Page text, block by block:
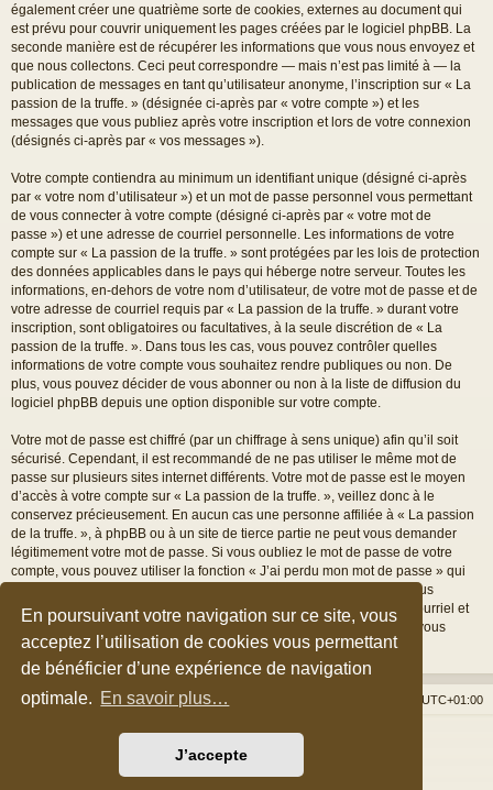
En poursuivant votre navigation sur ce site, vous
acceptez l’utilisation de cookies vous permettant
de bénéficier d’une expérience de navigation
optimale. En savoir plus…
J’accepte
également créer une quatrième sorte de cookies, externes au document qui
est prévu pour couvrir uniquement les pages créées par le logiciel phpBB. La
seconde manière est de récupérer les informations que vous nous envoyez et
que nous collectons. Ceci peut correspondre — mais n’est pas limité à — la
publication de messages en tant qu’utilisateur anonyme, l’inscription sur « La
passion de la truffe. » (désignée ci-après par « votre compte ») et les
messages que vous publiez après votre inscription et lors de votre connexion
(désignés ci-après par « vos messages »).
Votre compte contiendra au minimum un identifiant unique (désigné ci-après
par « votre nom d’utilisateur ») et un mot de passe personnel vous permettant
de vous connecter à votre compte (désigné ci-après par « votre mot de
passe ») et une adresse de courriel personnelle. Les informations de votre
compte sur « La passion de la truffe. » sont protégées par les lois de protection
des données applicables dans le pays qui héberge notre serveur. Toutes les
informations, en-dehors de votre nom d’utilisateur, de votre mot de passe et de
votre adresse de courriel requis par « La passion de la truffe. » durant votre
inscription, sont obligatoires ou facultatives, à la seule discrétion de « La
passion de la truffe. ». Dans tous les cas, vous pouvez contrôler quelles
informations de votre compte vous souhaitez rendre publiques ou non. De
plus, vous pouvez décider de vous abonner ou non à la liste de diffusion du
logiciel phpBB depuis une option disponible sur votre compte.
Votre mot de passe est chiffré (par un chiffrage à sens unique) afin qu’il soit
sécurisé. Cependant, il est recommandé de ne pas utiliser le même mot de
passe sur plusieurs sites internet différents. Votre mot de passe est le moyen
d’accès à votre compte sur « La passion de la truffe. », veillez donc à le
conservez précieusement. En aucun cas une personne affiliée à « La passion
de la truffe. », à phpBB ou à un site de tierce partie ne peut vous demander
légitimement votre mot de passe. Si vous oubliez le mot de passe de votre
compte, vous pouvez utiliser la fonction « J’ai perdu mon mot de passe » qui
est proposée par défaut sur le logiciel phpBB. Cette fonctionnalité vous
demandera de spécifier votre nom d’utilisateur et votre adresse de courriel et
le logiciel phpBB générera alors un nouveau mot de passe afin que vous
puissiez reprendre le contrôle de votre compte.
Accueil du forum UTC+01:00
Nous contacter
Développé parphpBB® Forum Software © phpBB Limited
Style parArty
©